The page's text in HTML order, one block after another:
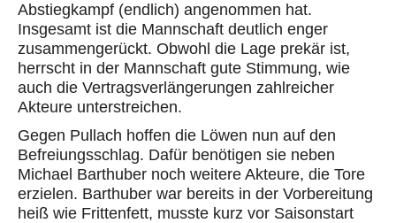
Abstiegkampf (endlich) angenommen hat.
Insgesamt ist die Mannschaft deutlich enger
zusammengerückt. Obwohl die Lage prekär ist,
herrscht in der Mannschaft gute Stimmung, wie
auch die Vertragsverlängerungen zahlreicher
Akteure unterstreichen.
Gegen Pullach hoffen die Löwen nun auf den
Befreiungsschlag. Dafür benötigen sie neben
Michael Barthuber noch weitere Akteure, die Tore
erzielen. Barthuber war bereits in der Vorbereitung
heiß wie Frittenfett, musste kurz vor Saisonstart